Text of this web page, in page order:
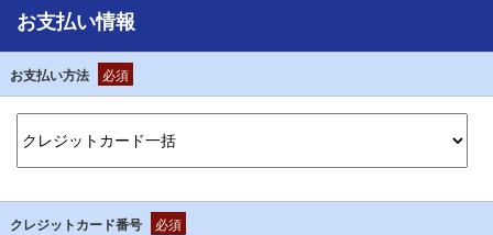
お支払い情報
お支払い方法 必須
クレジットカード番号 必須